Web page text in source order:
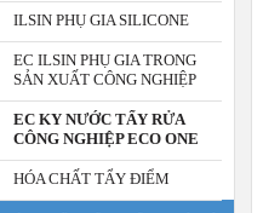
ILSIN PHỤ GIA SILICONE
EC ILSIN PHỤ GIA TRONG
SẢN XUẤT CÔNG NGHIỆP
EC KY NƯỚC TẨY RỬA
CÔNG NGHIỆP ECO ONE
HÓA CHẤT TẨY ĐIỂM